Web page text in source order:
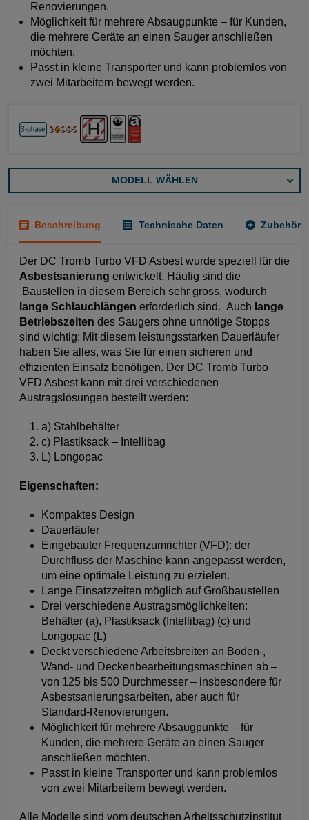
Renovierungen.
Möglichkeit für mehrere Absaugpunkte – für Kunden,
die mehrere Geräte an einen Sauger anschließen
möchten.
Passt in kleine Transporter und kann problemlos von
zwei Mitarbeitern bewegt werden.
MODELL WÄHLEN
Beschreibung Technische Daten Zubehör
Der DC Tromb Turbo VFD Asbest wurde speziell für die
Asbestsanierung entwickelt. Häufig sind die
Baustellen in diesem Bereich sehr gross, wodurch
lange Schlauchlängen erforderlich sind. Auch lange
Betriebszeiten des Saugers ohne unnötige Stopps
sind wichtig: Mit diesem leistungsstarken Dauerläufer
haben Sie alles, was Sie für einen sicheren und
effizienten Einsatz benötigen. Der DC Tromb Turbo
VFD Asbest kann mit drei verschiedenen
Austragslösungen bestellt werden:
a) Stahlbehälter
c) Plastiksack – Intellibag
L) Longopac
Eigenschaften:
Kompaktes Design
Dauerläufer
Eingebauter Frequenzumrichter (VFD): der
Durchfluss der Maschine kann angepasst werden,
um eine optimale Leistung zu erzielen.
Lange Einsatzzeiten möglich auf Großbaustellen
Drei verschiedene Austragsmöglichkeiten:
Behälter (a), Plastiksack (Intellibag) (c) und
Longopac (L)
Deckt verschiedene Arbeitsbreiten an Boden-,
Wand- und Deckenbearbeitungsmaschinen ab –
von 125 bis 500 Durchmesser – insbesondere für
Asbestsanierungsarbeiten, aber auch für
Standard-Renovierungen.
Möglichkeit für mehrere Absaugpunkte – für
Kunden, die mehrere Geräte an einen Sauger
anschließen möchten.
Passt in kleine Transporter und kann problemlos
von zwei Mitarbeitern bewegt werden.
Alle Modelle sind vom deutschen Arbeitsschutzinstitut